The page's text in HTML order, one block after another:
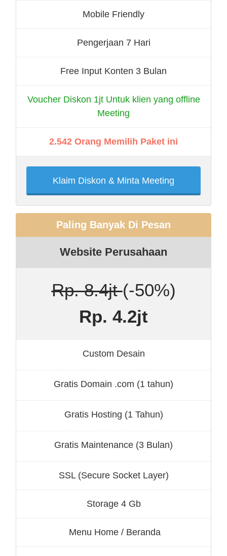
Mobile Friendly
Pengerjaan 7 Hari
Free Input Konten 3 Bulan
Voucher Diskon 1jt Untuk klien yang offline
Meeting
2.542 Orang Memilih Paket ini
Klaim Diskon & Minta Meeting
Paling Banyak Di Pesan
Website Perusahaan
Rp. 8.4jt(-50%)
Rp. 4.2jt
Custom Desain
Gratis Domain .com (1 tahun)
Gratis Hosting (1 Tahun)
Gratis Maintenance (3 Bulan)
SSL (Secure Socket Layer)
Storage 4 Gb
Menu Home / Beranda